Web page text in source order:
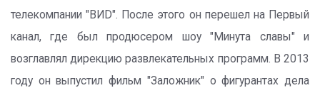
телекомпании "ВИD". После этого он перешел на Первый
канал, где был продюсером шоу "Минута славы" и
возглавлял дирекцию развлекательных программ. В 2013
году он выпустил фильм "Заложник" о фигурантах дела